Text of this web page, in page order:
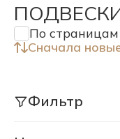
По страницам
Сначала
Фильтр